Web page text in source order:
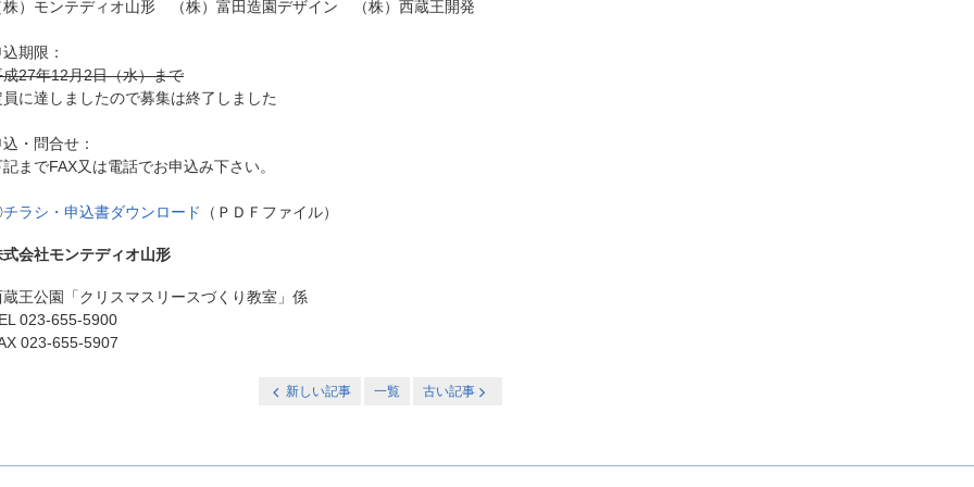
株）モンテディオ山形 （株）富田造園デザイン （株）西蔵王開発
期限：
成27年12月2日（水）まで
員に達しましたので募集は終了しました
・問合せ：
記までFAX又は電話でお申込み下さい。
チラシ・申込書ダウンロード （ＰＤＦファイル）
式会社モンテディオ山形
蔵王公園「クリスマスリースづくり教室」係
023-655-5900
023-655-5907
新しい記事 一覧 古い記事